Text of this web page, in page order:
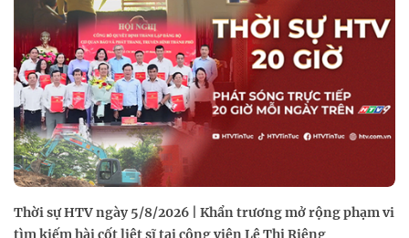
Thời sự HTV ngày 5/8/2026 | Khẩn trương mở rộng phạm vi
tìm kiếm hài cốt liệt sĩ tại công viên Lê Thị Riêng